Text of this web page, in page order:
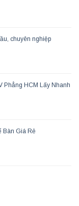
chuyên nghiệp
Phẳng HCM Lấy Nhanh
Bàn Giá Rẻ